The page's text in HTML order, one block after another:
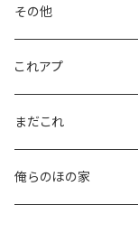
その他
これアプ
まだこれ
俺らのほの家